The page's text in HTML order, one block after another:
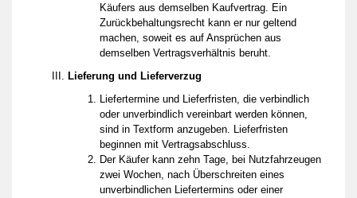
Käufers aus demselben Kaufvertrag. Ein
Zurückbehaltungsrecht kann er nur geltend
machen, soweit es auf Ansprüchen aus
demselben Vertragsverhältnis beruht.
Lieferung und Lieferverzug
Liefertermine und Lieferfristen, die verbindlich
oder unverbindlich vereinbart werden können,
sind in Textform anzugeben. Lieferfristen
beginnen mit Vertragsabschluss.
Der Käufer kann zehn Tage, bei Nutzfahrzeugen
zwei Wochen, nach Überschreiten eines
unverbindlichen Liefertermins oder einer